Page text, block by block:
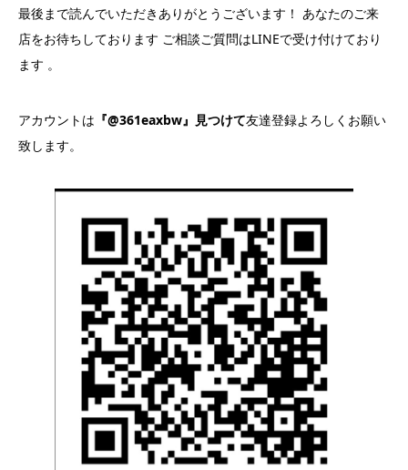
最後まで読んでいただきありがとうございます！ あなたのご来
店をお待ちしております ご相談ご質問はLINEで受け付けており
ます 。
アカウントは 『@361eaxbw』見つけて友達登録よろしくお願い
致します。